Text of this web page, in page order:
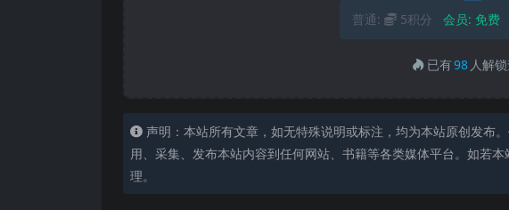
普通: 5积分 会员: 免费
已有98 人解
声明：本站所有文章，如无特殊说明或标注，均为本站原创发布
用、采集、发布本站内容到任何网站、书籍等各类媒体平台。如若
理。